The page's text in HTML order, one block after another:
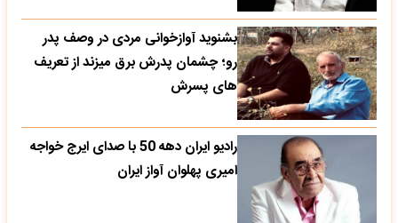
بشنوید آوازخوانی مردی در وصف پدر
رو؛ چشمان پدرش برق میزند از تعریف
های پسرش
رادیو ایران دهه 50 با صدای ایرج خواجه
امیری پهلوان آواز ایران